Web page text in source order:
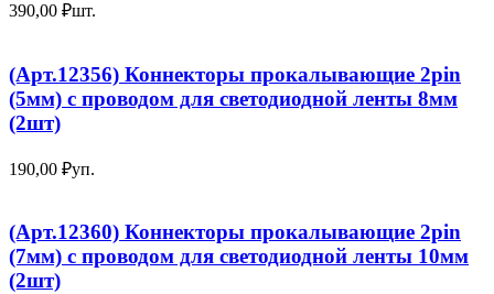
390,00 ₽шт.
(Арт.12356) Коннекторы прокалывающие 2pin
(5мм) с проводом для светодиодной ленты 8мм
(2шт)
190,00 ₽уп.
(Арт.12360) Коннекторы прокалывающие 2pin
(7мм) с проводом для светодиодной ленты 10мм
(2шт)